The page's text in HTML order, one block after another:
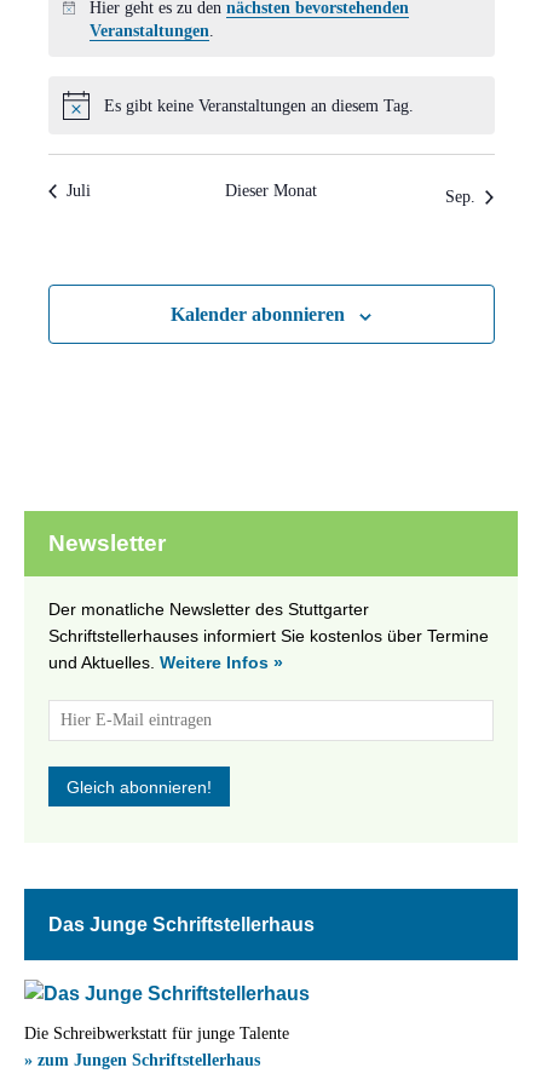
Hinweis
Hier geht es zu den nächsten bevorstehenden
Veranstaltungen.
Hinweis
Es gibt keine Veranstaltungen an diesem Tag.
Juli Dieser Monat Sep.
Kalender abonnieren
Newsletter
Der monatliche Newsletter des Stuttgarter
Schriftstellerhauses informiert Sie kostenlos über Termine
und Aktuelles. Weitere Infos »
Das Junge Schriftstellerhaus
Die Schreibwerkstatt für junge Talente
» zum Jungen Schriftstellerhaus